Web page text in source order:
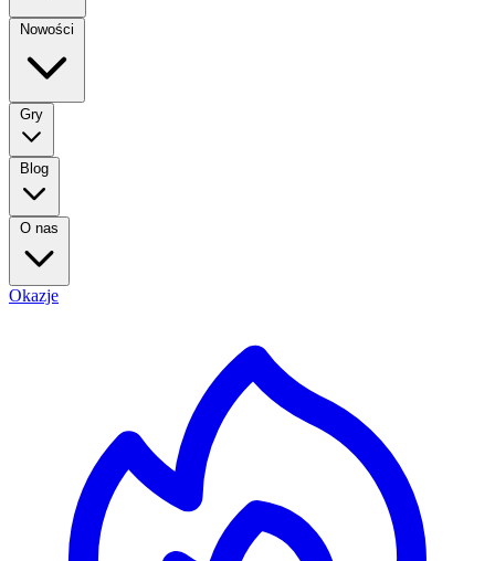
Nowości
Gry
Blog
O nas
Okazje